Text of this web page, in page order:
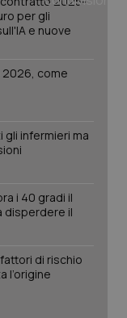
per gli
e nuove
2026, come
infermieri ma
i 40 gradi il
disperdere il
di rischio
l’origine